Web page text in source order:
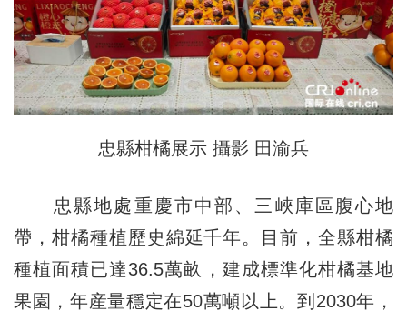
忠縣柑橘展示 攝影 田渝兵
忠縣地處重慶市中部、三峽庫區腹心地
帶，柑橘種植歷史綿延千年。目前，全縣柑橘
種植面積已達36.5萬畝，建成標準化柑橘基地
果園，年産量穩定在50萬噸以上。到2030年，